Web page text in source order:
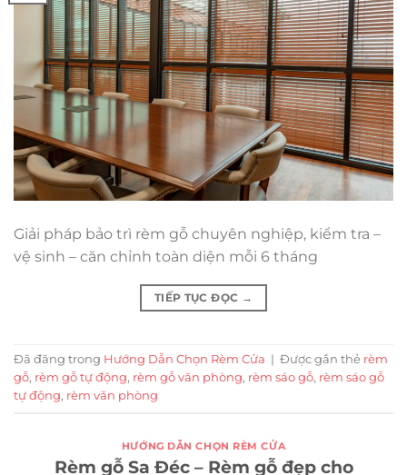
Giải pháp bảo trì rèm gỗ chuyên nghiệp, kiểm tra –
vệ sinh – căn chỉnh toàn diện mỗi 6 tháng
TIẾP TỤC ĐỌC →
Đã đăng trong Hướng Dẫn Chọn Rèm Cửa | Được gắn thẻ rèm
gỗ, rèm gỗ tự động, rèm gỗ văn phòng, rèm sáo gỗ, rèm sáo gỗ
tự động, rèm văn phòng
HƯỚNG DẪN CHỌN RÈM CỬA
Rèm gỗ Sa Đéc – Rèm gỗ đẹp cho